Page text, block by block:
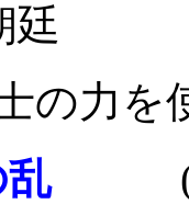
廷
の力を
(場